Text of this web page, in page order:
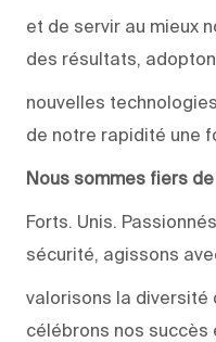
et de servir au mieux
des résultats,
nouvelles
de notre rapidité une
Nous sommes fiers de
Forts. Unis.
sécurité, agissons
valorisons la diversité
célébrons nos succès